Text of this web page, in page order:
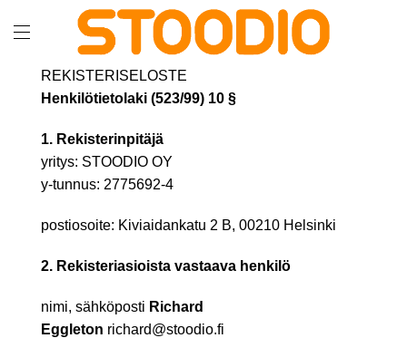
REKISTERISELOSTE
Henkilötietolaki (523/99) 10 §
1. Rekisterinpitäjä
yritys: STOODIO OY
y-tunnus: 2775692-4
postiosoite: Kiviaidankatu 2 B, 00210 Helsinki
2. Rekisteriasioista vastaava henkilö
nimi, sähköposti Richard
Eggleton richard@stoodio.fi